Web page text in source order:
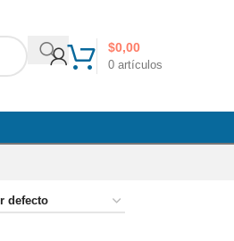
0artículos
$0,00